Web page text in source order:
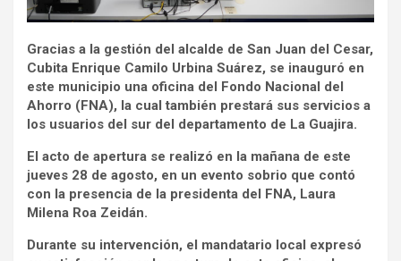
Gracias a la gestión del alcalde de San Juan del Cesar,
Cubita Enrique Camilo Urbina Suárez, se inauguró en
este municipio una oficina del Fondo Nacional del
Ahorro (FNA), la cual también prestará sus servicios a
los usuarios del sur del departamento de La Guajira.
El acto de apertura se realizó en la mañana de este
jueves 28 de agosto, en un evento sobrio que contó
con la presencia de la presidenta del FNA, Laura
Milena Roa Zeidán.
Durante su intervención, el mandatario local expresó